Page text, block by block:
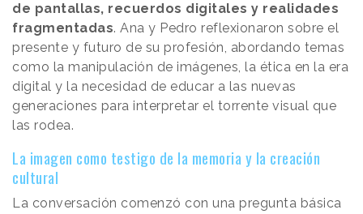
de pantallas, recuerdos digitales y realidades
fragmentadas. Ana y Pedro reflexionaron sobre el
presente y futuro de su profesión, abordando temas
como la manipulación de imágenes, la ética en la era
digital y la necesidad de educar a las nuevas
generaciones para interpretar el torrente visual que
las rodea.
La imagen como testigo de la memoria y la creación
cultural
La conversación comenzó con una pregunta básica